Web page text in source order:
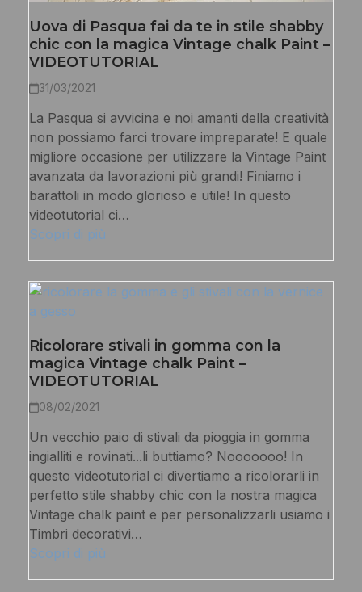
Uova di Pasqua fai da te in stile shabby
chic con la magica Vintage chalk Paint –
VIDEOTUTORIAL
31/03/2021
La Pasqua si avvicina e noi amanti della creatività
non possiamo farci trovare impreparate! E quale
migliore occasione per utilizzare la Vintage Paint
avanzata da lavorazioni più grandi! Finiamo i
barattoli in modo glorioso e utile! In questo
videotutorial ci…
Scopri di più
Ricolorare stivali in gomma con la
magica Vintage chalk Paint –
VIDEOTUTORIAL
08/02/2021
Un vecchio paio di stivali da pioggia in gomma
ingialliti e rovinati...li buttiamo? Nooooooo! In
questo videotutorial ci divertiamo a ricolorarli in
perfetto stile shabby chic con la nostra magica
Vintage chalk paint e per personalizzarli usiamo i
Timbri decorativi…
Scopri di più